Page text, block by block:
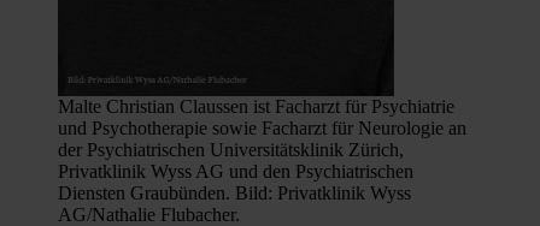
Malte Christian Claussen ist Facharzt für Psychiatrie
und Psychotherapie sowie Facharzt für Neurologie an
der Psychiatrischen Universitätsklinik Zürich,
Privatklinik Wyss AG und den Psychiatrischen
Diensten Graubünden. Bild: Privatklinik Wyss
AG/Nathalie Flubacher.